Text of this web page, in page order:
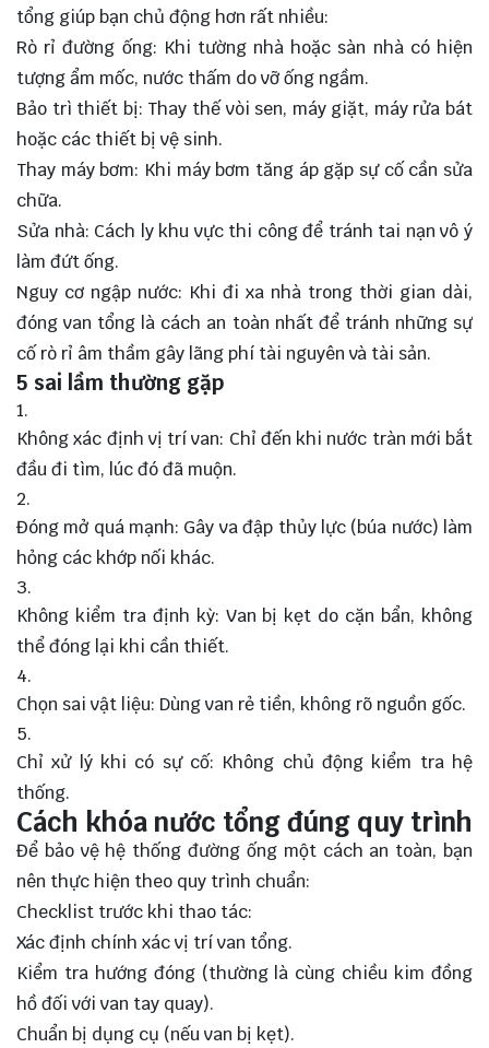
tổng giúp bạn chủ động hơn rất nhiều:
Rò rỉ đường ống: Khi tường nhà hoặc sàn nhà có hiện
tượng ẩm mốc, nước thấm do vỡ ống ngầm.
Bảo trì thiết bị: Thay thế vòi sen, máy giặt, máy rửa bát
hoặc các thiết bị vệ sinh.
Thay máy bơm: Khi máy bơm tăng áp gặp sự cố cần sửa
chữa.
Sửa nhà: Cách ly khu vực thi công để tránh tai nạn vô ý
làm đứt ống.
Nguy cơ ngập nước: Khi đi xa nhà trong thời gian dài,
đóng van tổng là cách an toàn nhất để tránh những sự
cố rò rỉ âm thầm gây lãng phí tài nguyên và tài sản.
5 sai lầm thường gặp
Không xác định vị trí van: Chỉ đến khi nước tràn mới bắt
đầu đi tìm, lúc đó đã muộn.
Đóng mở quá mạnh: Gây va đập thủy lực (búa nước) làm
hỏng các khớp nối khác.
Không kiểm tra định kỳ: Van bị kẹt do cặn bẩn, không
thể đóng lại khi cần thiết.
Chọn sai vật liệu: Dùng van rẻ tiền, không rõ nguồn gốc.
Chỉ xử lý khi có sự cố: Không chủ động kiểm tra hệ
thống.
Cách khóa nước tổng đúng quy trình
Để bảo vệ hệ thống đường ống một cách an toàn, bạn
nên thực hiện theo quy trình chuẩn:
Checklist trước khi thao tác:
Xác định chính xác vị trí van tổng.
Kiểm tra hướng đóng (thường là cùng chiều kim đồng
hồ đối với van tay quay).
Chuẩn bị dụng cụ (nếu van bị kẹt).